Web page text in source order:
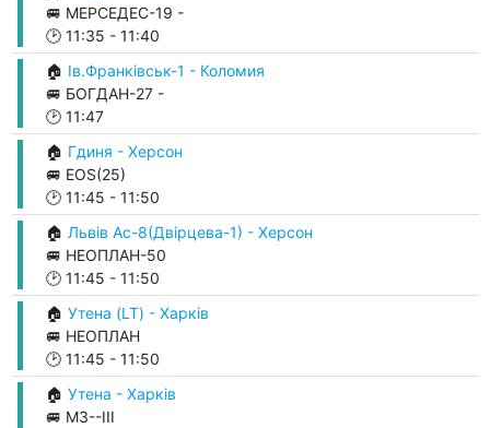
🚐 МЕРСЕДЕС-19 -
🕑 11:35 - 11:40
🏠 Ів.Франківськ-1 - Коломия
🚐 БОГДАН-27 -
🕑 11:47
🏠 Гдиня - Херсон
🚐 EOS(25)
🕑 11:45 - 11:50
🏠 Львів Ас-8(Двірцева-1) - Херсон
🚐 НЕОПЛАН-50
🕑 11:45 - 11:50
🏠 Утена (LT) - Харків
🚐 НЕОПЛАН
🕑 11:45 - 11:50
🏠 Утена - Харків
🚐 М3--ІІІ